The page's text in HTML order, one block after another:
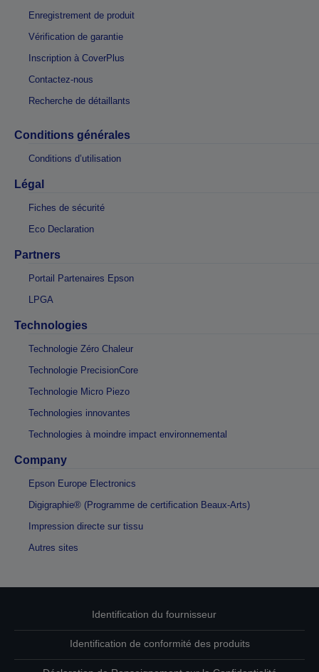
Enregistrement de produit
Vérification de garantie
Inscription à CoverPlus
Contactez-nous
Recherche de détaillants
Conditions générales
Conditions d’utilisation
Légal
Fiches de sécurité
Eco Declaration
Partners
Portail Partenaires Epson
LPGA
Technologies
Technologie Zéro Chaleur
Technologie PrecisionCore
Technologie Micro Piezo
Technologies innovantes
Technologies à moindre impact environnemental
Company
Epson Europe Electronics
Digigraphie® (Programme de certification Beaux-Arts)
Impression directe sur tissu
Autres sites
Identification du fournisseur
Identification de conformité des produits